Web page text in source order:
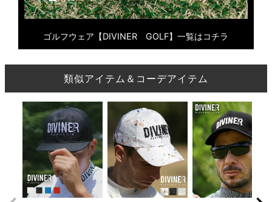
ゴルフウェア【DIVINER GOLF】一覧はコチラ
類似アイテム＆コーデアイテム